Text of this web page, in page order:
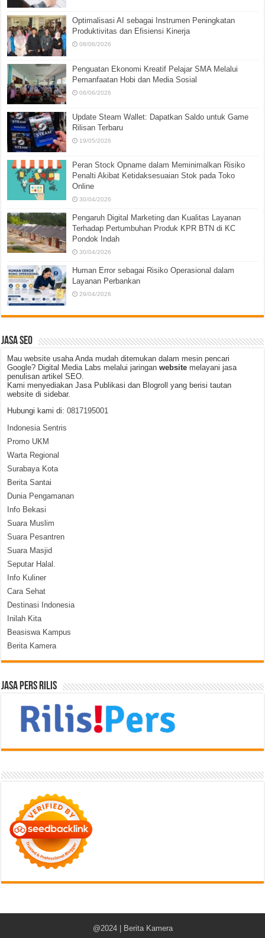
Optimalisasi AI sebagai Instrumen Peningkatan
Produktivitas dan Efisiensi Kinerja
08/06/2026
Penguatan Ekonomi Kreatif Pelajar SMA Melalui
Pemanfaatan Hobi dan Media Sosial
06/06/2026
Update Steam Wallet: Dapatkan Saldo untuk Game
Rilisan Terbaru
19/05/2026
Peran Stock Opname dalam Meminimalkan Risiko
Penalti Akibat Ketidaksesuaian Stok pada Toko
Online
30/04/2026
Pengaruh Digital Marketing dan Kualitas Layanan
Terhadap Pertumbuhan Produk KPR BTN di KC
Pondok Indah
30/04/2026
Human Error sebagai Risiko Operasional dalam
Layanan Perbankan
29/04/2026
JASA SEO
Mau website usaha Anda mudah ditemukan dalam mesin pencari
Google? Digital Media Labs melalui jaringanwebsitemelayani jasa
penulisan artikel SEO.
Kami menyediakan Jasa Publikasi dan Blogroll yang berisi tautan
website di sidebar.
Hubungi kami di:0817195001
Indonesia Sentris
Promo UKM
Warta Regional
Surabaya Kota
Berita Santai
Dunia Pengamanan
Info Bekasi
Suara Muslim
Suara Pesantren
Suara Masjid
Seputar Halal.
Info Kuliner
Cara Sehat
Destinasi Indonesia
Inilah Kita
Beasiswa Kampus
Berita Kamera
Jasa Pers Rilis
@2024 | Berita Kamera